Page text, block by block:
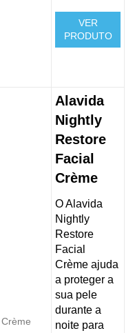
VER
PRODUTO
Alavida
Nightly
Restore
Facial
Crème
O Alavida
Nightly
Restore
Facial
Crème ajuda
a proteger a
sua pele
durante a
noite para